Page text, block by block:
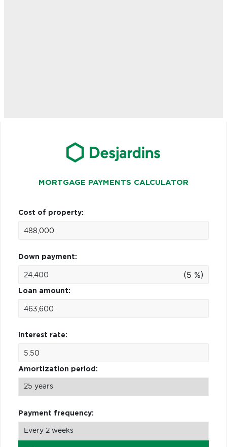
MORTGAGE PAYMENTS CALCULATOR
Cost of property:
Down payment:
(5 %)
Loan amount:
Interest rate:
Amortization period:
Payment frequency: